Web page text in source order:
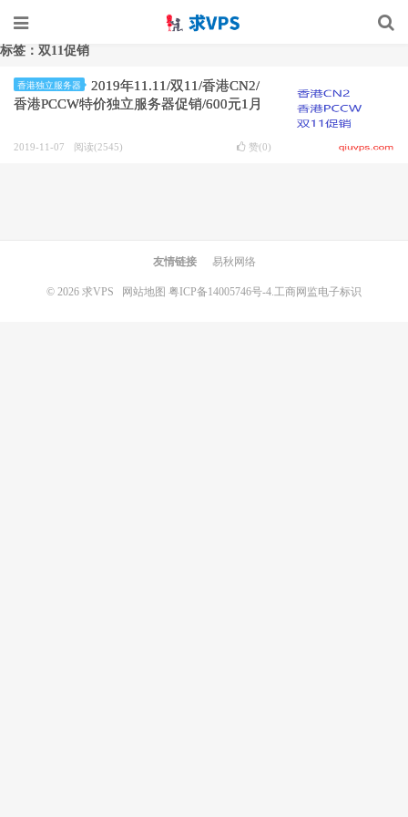
标签：双11促销
香港独立服务器
2019年11.11/双11/香港CN2/
香港PCCW特价独立服务器促销/600元1月
2019-11-07 阅读(2545) 赞(0)
友情链接 易秋网络
© 2026 求VPS 网站地图 粤ICP备14005746号-4.工商网监电子标识